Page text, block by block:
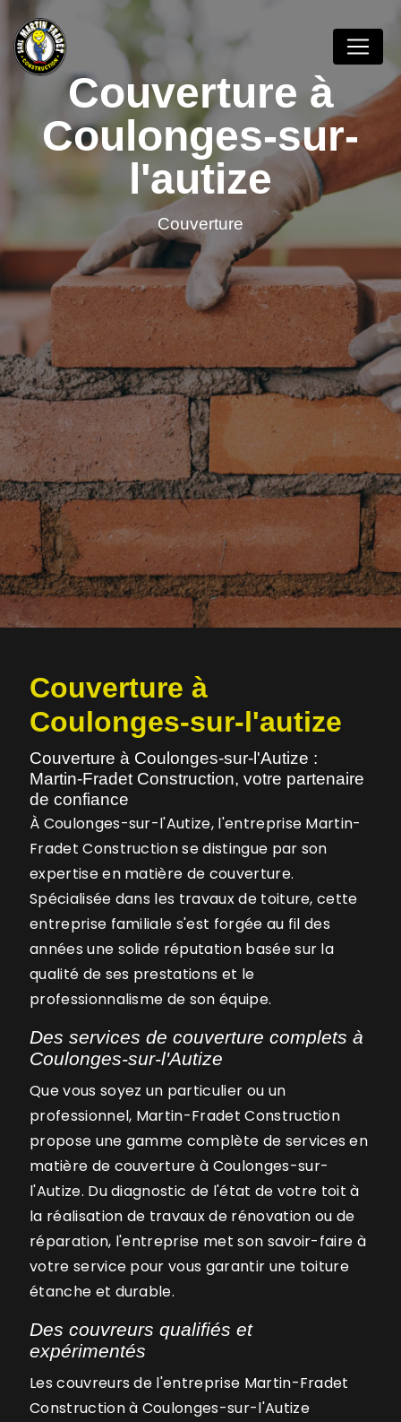
Couverture à
Coulonges-sur-
l'autize
Couverture
Couverture à
Coulonges-sur-l'autize
Couverture à Coulonges-sur-l'Autize :
Martin-Fradet Construction, votre partenaire
de confiance
À Coulonges-sur-l'Autize, l'entreprise Martin-
Fradet Construction se distingue par son
expertise en matière de couverture.
Spécialisée dans les travaux de toiture, cette
entreprise familiale s'est forgée au fil des
années une solide réputation basée sur la
qualité de ses prestations et le
professionnalisme de son équipe.
Des services de couverture complets à
Coulonges-sur-l'Autize
Que vous soyez un particulier ou un
professionnel, Martin-Fradet Construction
propose une gamme complète de services en
matière de couverture à Coulonges-sur-
l'Autize. Du diagnostic de l'état de votre toit à
la réalisation de travaux de rénovation ou de
réparation, l'entreprise met son savoir-faire à
votre service pour vous garantir une toiture
étanche et durable.
Des couvreurs qualifiés et
expérimentés
Les couvreurs de l'entreprise Martin-Fradet
Construction à Coulonges-sur-l'Autize
Panneau de gestion des cookies